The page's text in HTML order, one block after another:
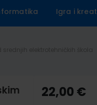
Igra i
22,00 €